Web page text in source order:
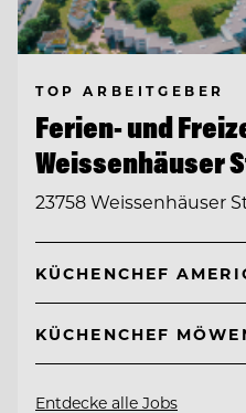
TOP ARBEITGEBER
Ferien- und
Weissenhäuser
23758 Weissenhäuser
KÜCHENCHEF
KÜCHENCHEF
Entdecke alle Jobs